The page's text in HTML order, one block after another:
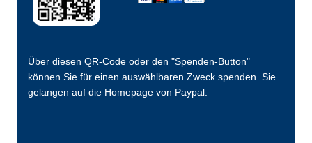
Über diesen QR-Code oder den "Spenden-Button"
können Sie für einen auswählbaren Zweck spenden. Sie
gelangen auf die Homepage von Paypal.